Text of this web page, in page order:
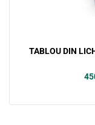
TABLOU DIN
prețuri: